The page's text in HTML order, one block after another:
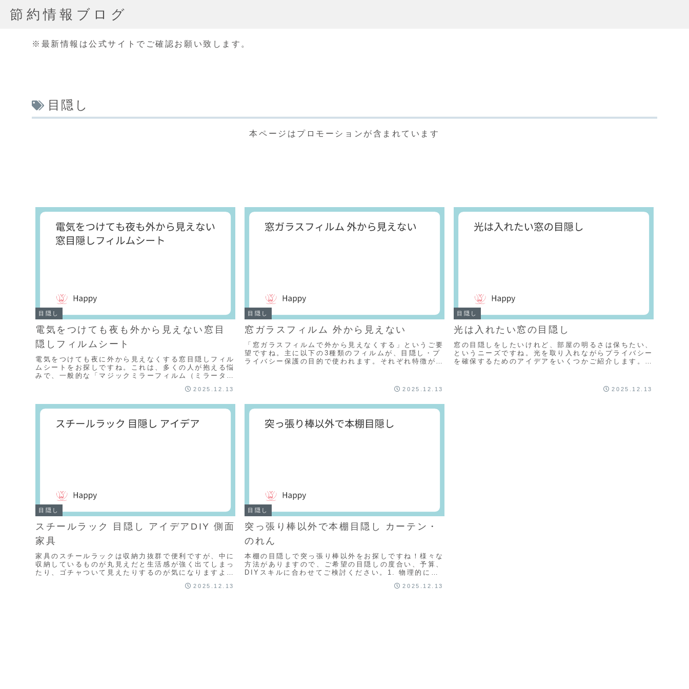
節約情報ブログ
※最新情報は公式サイトでご確認お願い致します。
目隠し
本ページはプロモーションが含まれています
目隠し
電気をつけても夜も外から見えない窓目
隠しフィルムシート
電気をつけても夜に外から見えなくする窓目隠しフィル
ムシートをお探しですね。これは、多くの人が抱える悩
みで、一般的な「マジックミラーフィルム（ミラータイ
2025.12.13
目隠し
窓ガラスフィルム 外から見えない
「窓ガラスフィルムで外から見えなくする」というご要
望ですね。主に以下の3種類のフィルムが、目隠し・プ
ライバシー保護の目的で使われます。それぞれ特徴が異
2025.12.13
目隠し
光は入れたい窓の目隠し
窓の目隠しをしたいけれど、部屋の明るさは保ちたい、
というニーズですね。光を取り入れながらプライバシー
を確保するためのアイデアをいくつかご紹介します。1.
2025.12.13
目隠し
スチールラック 目隠し アイデアDIY 側面
家具
家具のスチールラックは収納力抜群で便利ですが、中に
収納しているものが丸見えだと生活感が強く出てしまっ
たり、ゴチャついて見えたりするのが気になりますよ
2025.12.13
目隠し
突っ張り棒以外で本棚目隠し カーテン・
のれん
本棚の目隠しで突っ張り棒以外をお探しですね！様々な
方法がありますので、ご希望の目隠しの度合い、予算、
DIYスキルに合わせてご検討ください。1. 物理的に覆
2025.12.13